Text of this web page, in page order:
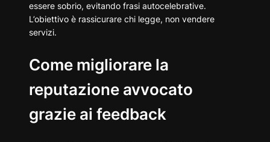
essere sobrio, evitando frasi autocelebrative.
L’obiettivo è rassicurare chi legge, non vendere
servizi.
Come migliorare la
reputazione avvocato
grazie ai feedback